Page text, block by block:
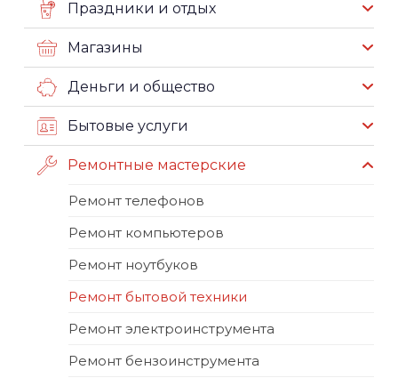
Праздники и отдых
Магазины
Деньги и общество
Бытовые услуги
Ремонтные мастерские
Ремонт телефонов
Ремонт компьютеров
Ремонт ноутбуков
Ремонт бытовой техники
Ремонт электроинструмента
Ремонт бензоинструмента